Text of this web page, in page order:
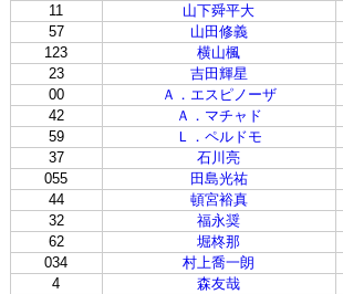
11
山下舜平大
57
山田修義
123
横山楓
23
吉田輝星
00
Ａ．エスピノーザ
42
Ａ．マチャド
59
Ｌ．ペルドモ
37
石川亮
055
田島光祐
44
頓宮裕真
32
福永奨
62
堀柊那
034
村上喬一朗
4
森友哉